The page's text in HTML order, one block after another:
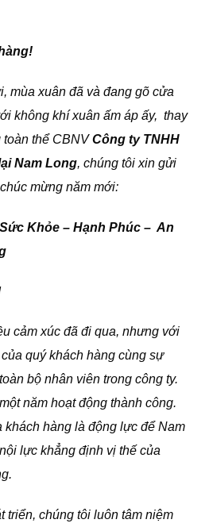
mùa xuân đã và đang gõ cửa
không khí xuân ấm áp ấy, thay
toàn thể CBNVCông ty TNHH
Nam Long, chúng tôi xin gửi
mừng năm mới:
Phúc – An
cảm xúc đã đi qua, nhưng với
quý khách hàng cùng sự
bộ nhân viên trong công ty.
năm hoạt động thành công.
khách hàng là động lực để Nam
lực khẳng định vị thế của
triển, chúng tôi luôn tâm niệm